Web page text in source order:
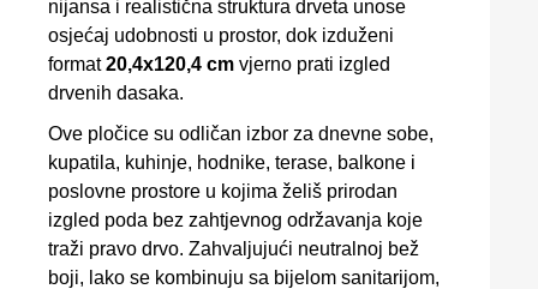
nijansa i realistična struktura drveta unose
osjećaj udobnosti u prostor, dok izduženi
format20,4x120,4 cm vjerno prati izgled
drvenih dasaka.
Ove pločice su odličan izbor za dnevne sobe,
kupatila, kuhinje, hodnike, terase, balkone i
poslovne prostore u kojima želiš prirodan
izgled poda bez zahtjevnog održavanja koje
traži pravo drvo. Zahvaljujući neutralnoj bež
boji, lako se kombinuju sa bijelom sanitarijom,